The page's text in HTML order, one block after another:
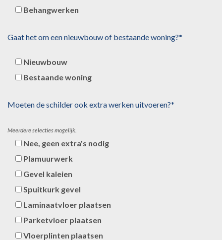
Behangwerken
Gaat het om een nieuwbouw of bestaande woning?*
Nieuwbouw
Bestaande woning
Moeten de schilder ook extra werken uitvoeren?*
Meerdere selecties mogelijk.
Nee, geen extra's nodig
Plamuurwerk
Gevel kaleien
Spuitkurk gevel
Laminaatvloer plaatsen
Parketvloer plaatsen
Vloerplinten plaatsen